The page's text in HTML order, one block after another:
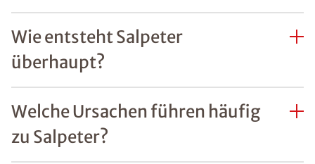
Wie entsteht Salpeter
überhaupt?
Welche Ursachen führen häufig
zu Salpeter?